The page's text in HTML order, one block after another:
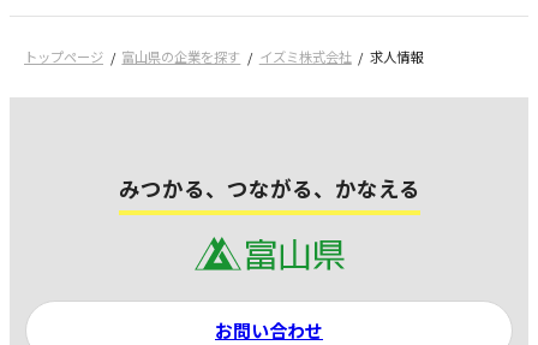
トップページ 富山県の企業を探す イズミ株式会社 求人情報
みつかる、つながる、かなえる
お問い合わせ